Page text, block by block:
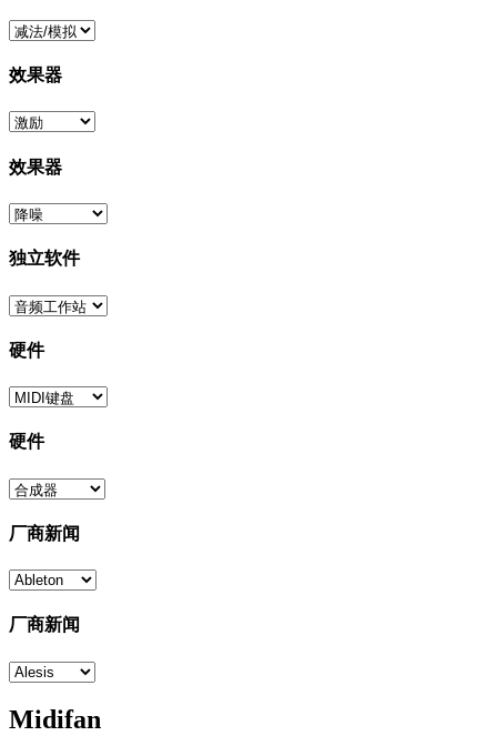
效果器
效果器
独立软件
硬件
硬件
厂商新闻
厂商新闻
Midifan